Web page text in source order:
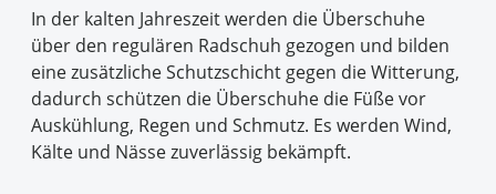
In der kalten Jahreszeit werden die Überschuhe
über den regulären Radschuh gezogen und bilden
eine zusätzliche Schutzschicht gegen die Witterung,
dadurch schützen die Überschuhe die Füße vor
Auskühlung, Regen und Schmutz. Es werden Wind,
Kälte und Nässe zuverlässig bekämpft.